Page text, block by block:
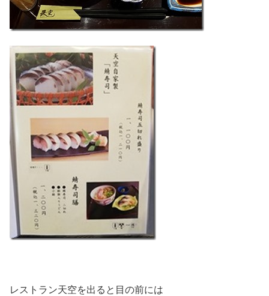
レストラン天空を出ると目の前には